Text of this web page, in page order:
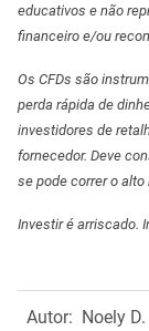
educativos e não
financeiro e/ou
Os CFDs são
perda rápida de
investidores de
fornecedor. Deve
se pode correr o
Investir é arriscado.
Autor: Noely